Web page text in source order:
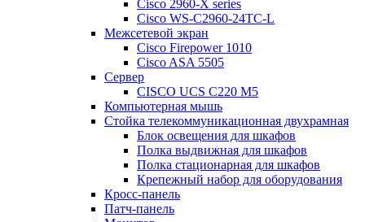
Cisco 2960-X series
Cisco WS-C2960-24TC-L
Межсетевой экран
Cisco Firepower 1010
Cisco ASA 5505
Сервер
CISCO UCS C220 M5
Компьютерная мышь
Стойка телекоммуникационная двухрамная
Блок освещения для шкафов
Полка выдвижная для шкафов
Полка стационарная для шкафов
Крепежный набор для оборудования
Кросс-панель
Патч-панель